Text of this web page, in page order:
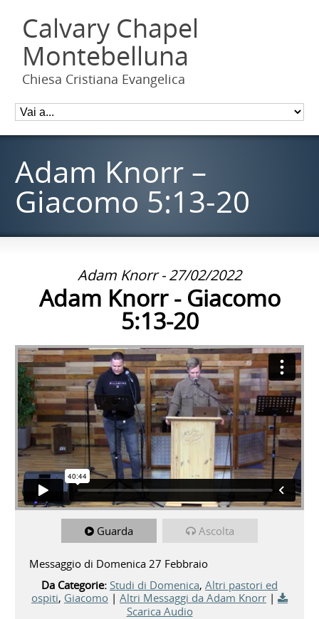
Calvary Chapel
Montebelluna
Chiesa Cristiana Evangelica
Adam Knorr –
Giacomo 5:13-20
Adam Knorr - 27/02/2022
Adam Knorr - Giacomo
5:13-20
Guarda Ascolta
Messaggio di Domenica 27 Febbraio
Da Categorie: Studi di Domenica, Altri pastori ed
ospiti, Giacomo | Altri Messaggi da Adam Knorr |
Scarica Audio